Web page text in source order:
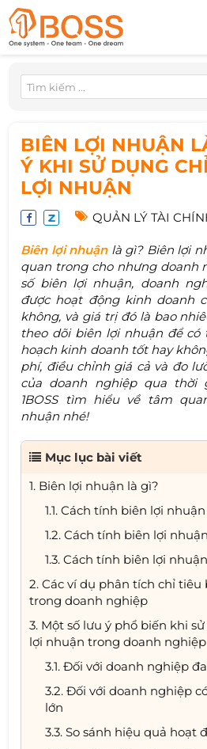
BIÊN LỢI NHUẬN
Ý KHI SỬ DỤNG
LỢI NHUẬN
QUẢN LÝ TÀI
Biên lợi nhuậnlà gì? Biên lợi
quan trong cho nhưng doanh
số biên lợi nhuận, doanh
được hoạt động kinh doanh
không, và giá trị đó là bao
theo dõi biên lợi nhuận để
hoạch kinh doanh tốt hay
phí, điều chỉnh giá cả và đo
của doanh nghiệp qua thời
1BOSS tìm hiểu về tâm
nhuận nhé!
Mục lục bài viết
1. Biên lợi nhuận là gì?
1.1. Cách tính biên lợi
1.2. Cách tính biên lợi
1.3. Cách tính biên lợi
2. Các ví dụ phân tích chỉ tiêu
trong doanh nghiệp
3. Một số lưu ý phổ biến khi
lợi nhuận trong doanh nghiệp
3.1. Đối với doanh nghiệp
3.2. Đối với doanh nghiệp
lớn
3.3. So sánh hiệu quả hoạt